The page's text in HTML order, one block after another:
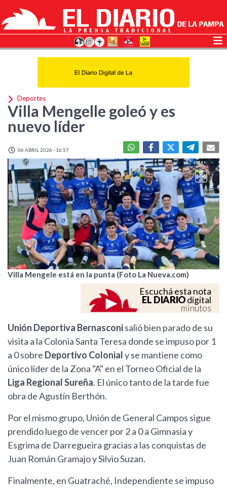
Deportes
Villa Mengelle goleó y es
nuevo líder
06 ABRIL 2026 - 16:57
Villa Mengele está en la punta (Foto La Nueva.com)
Escuchá esta nota
EL DIARIOdigital
minutos
Unión Deportiva Bernasconisalió bien parado de su
visita a la Colonia Santa Teresa donde se impuso por 1
a 0 sobre Deportivo Colonialy se mantiene como
único líder de la Zona "A" en el Torneo Oficial de la
Liga Regional Sureña. El único tanto de la tarde fue
obra de Agustín Berthón.
Por el mismo grupo, Unión de General Campos sigue
prendido luego de vencer por 2 a 0 a Gimnasia y
Esgrima de Darregueira gracias a las conquistas de
Juan Román Gramajo y Silvio Suzan.
Finalmente, en Guatraché, Independiente se impuso